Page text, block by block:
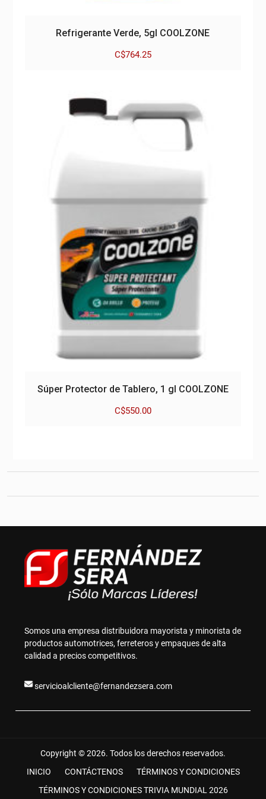
Refrigerante Verde, 5gl COOLZONE
C$764.25
Súper Protector de Tablero, 1 gl COOLZONE
C$550.00
Somos una empresa distribuidora mayorista y minorista de
productos automotrices, ferreteros y empaques de alta
calidad a precios competitivos.
servicioalcliente@fernandezsera.com
Copyright © 2026. Todos los derechos reservados.
INICIO
CONTÁCTENOS
TÉRMINOS Y CONDICIONES
TÉRMINOS Y CONDICIONES TRIVIA MUNDIAL 2026